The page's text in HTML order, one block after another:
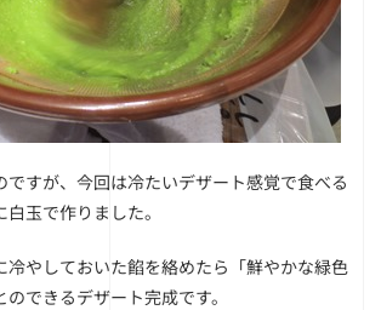
ですが、今回は冷たいデザート感覚で食べる
玉で作りました。
冷やしておいた餡を絡めたら「鮮やかな緑色
できるデザート完成です。